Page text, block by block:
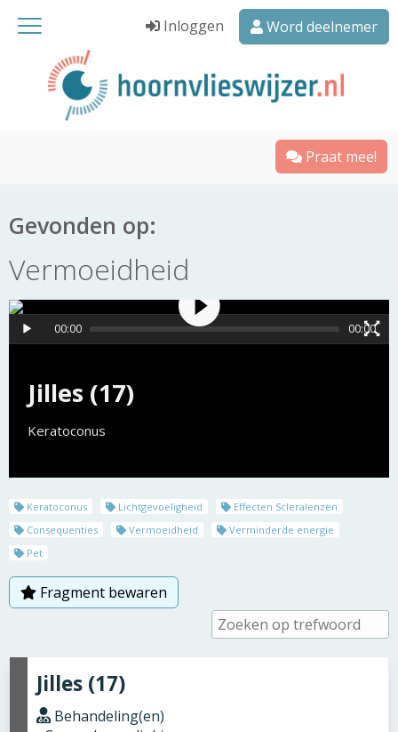
Inloggen Word deelnemer
Praat mee!
Gevonden op:
Vermoeidheid
Jilles (17)
Keratoconus
00:00 00:00
Keratoconus Lichtgevoeligheid
Effecten Scleralenzen
Consequenties
Vermoeidheid
Verminderde energie
Pet
Fragment bewaren
Jilles (17)
Behandeling(en)